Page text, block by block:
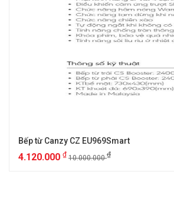
Bếp từ Canzy CZ EU969Smart
4.120.000 ₫ 10.000.000₫